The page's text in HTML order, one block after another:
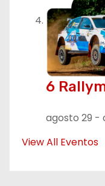
6
agosto 29 -
View All Eventos